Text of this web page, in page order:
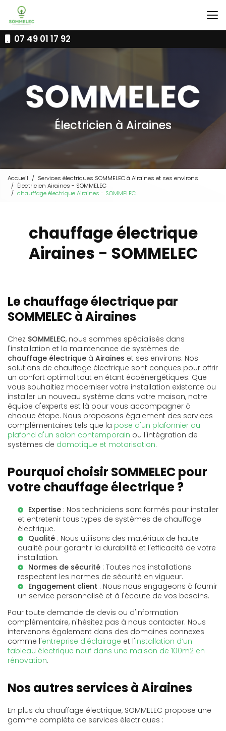
contenu
principal07 49 01 17 92
Électricien à Airaines
Accueil
Services électriques SOMMELEC à Airaines et ses environs
Électricien Airaines - SOMMELEC
chauffage électrique Airaines - SOMMELEC
chauffage électrique
Airaines - SOMMELEC
Le chauffage électrique par
SOMMELEC à Airaines
Chez SOMMELEC, nous sommes spécialisés dans
l'installation et la maintenance de systèmes de
chauffage électrique à Airaines et ses environs. Nos
solutions de chauffage électrique sont conçues pour offrir
un confort optimal tout en étant écoénergétiques. Que
vous souhaitiez moderniser votre installation existante ou
installer un nouveau système dans votre maison, notre
équipe d'experts est là pour vous accompagner à
chaque étape. Nous proposons également des services
complémentaires tels que la pose d'un plafonnier au
plafond d'un salon contemporain ou l'intégration de
systèmes de domotique et motorisation.
Pourquoi choisir SOMMELEC pour
votre chauffage électrique ?
Expertise : Nos techniciens sont formés pour installer
et entretenir tous types de systèmes de chauffage
électrique.
Qualité : Nous utilisons des matériaux de haute
qualité pour garantir la durabilité et l'efficacité de votre
installation.
Normes de sécurité : Toutes nos installations
respectent les normes de sécurité en vigueur.
Engagement client : Nous nous engageons à fournir
un service personnalisé et à l'écoute de vos besoins.
Pour toute demande de devis ou d'information
complémentaire, n'hésitez pas à nous contacter. Nous
intervenons également dans des domaines connexes
comme l'entreprise d'éclairage et l'installation d’un
tableau électrique neuf dans une maison de 100m2 en
rénovation.
Nos autres services à Airaines
En plus du chauffage électrique, SOMMELEC propose une
gamme complète de services électriques :